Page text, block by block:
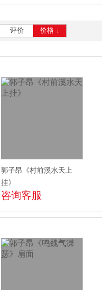
评价 价格 ↓
郭子昂《村前溪水天上
挂》
咨询客服